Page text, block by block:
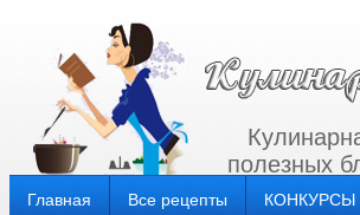
полезных
Главная Все рецепты КОНКУРСЫ